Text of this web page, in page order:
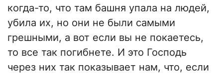
когда-то, что там башня упала на людей,
убила их, но они не были самыми
грешными, а вот если вы не покаетесь,
то все так погибнете. И это Господь
через них так показывает нам, что, если